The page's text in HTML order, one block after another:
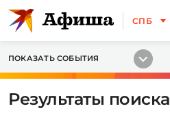
СПБ
ПОКАЗАТЬ СОБЫТИЯ
Результаты поиска